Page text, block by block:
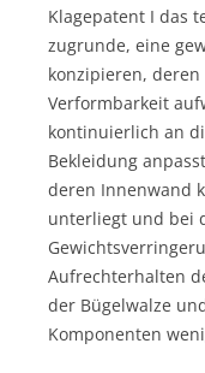
Klagepatent I das
zugrunde, eine
konzipieren,
Verformbarkeit
kontinuierlich an
Bekleidung
deren Innenwand
unterliegt und bei
Aufrechterhalten
der Bügelwalze
Komponenten